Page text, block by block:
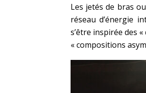
Les jetés de bras
réseau d’énergie
s’être inspirée des
« compositions